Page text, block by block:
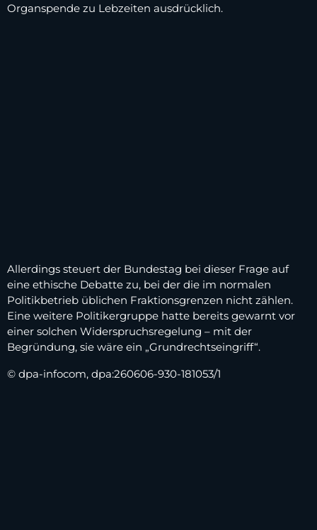
Organspende zu Lebzeiten ausdrücklich.
Allerdings steuert der Bundestag bei dieser Frage auf
eine ethische Debatte zu, bei der die im normalen
Politikbetrieb üblichen Fraktionsgrenzen nicht zählen.
Eine weitere Politikergruppe hatte bereits gewarnt vor
einer solchen Widerspruchsregelung – mit der
Begründung, sie wäre ein „Grundrechtseingriff“.
© dpa-infocom, dpa:260606-930-181053/1